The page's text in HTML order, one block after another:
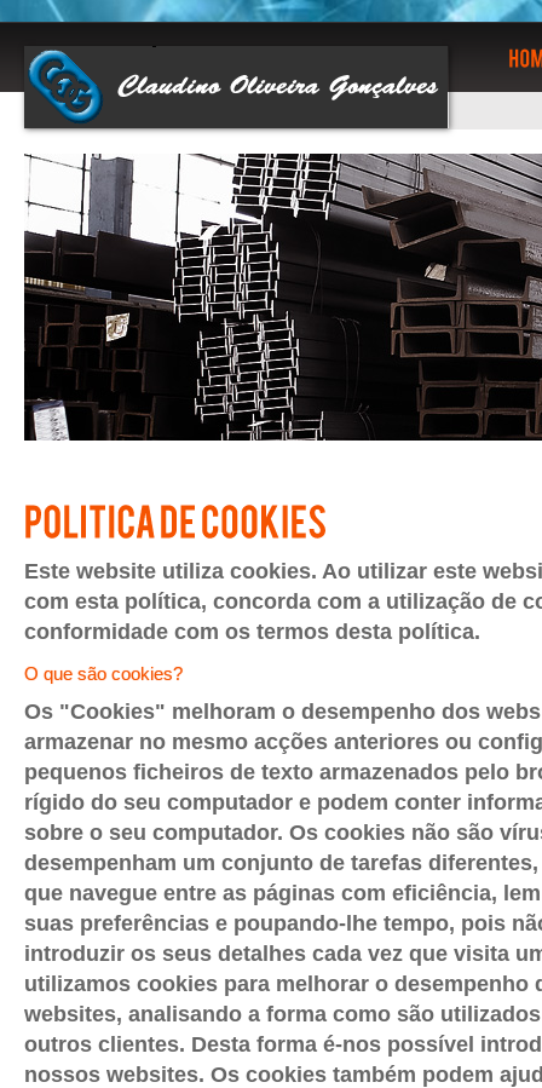
Este website utiliza cookies. Ao utilizar este
com esta política, concorda com a utilização de
conformidade com os termos desta política.
O que são cookies?
Os "Cookies" melhoram o desempenho dos
armazenar no mesmo acções anteriores ou
pequenos ficheiros de texto armazenados pelo
rígido do seu computador e podem conter
sobre o seu computador. Os cookies não são
desempenham um conjunto de tarefas
que navegue entre as páginas com eficiência,
suas preferências e poupando-lhe tempo, pois
introduzir os seus detalhes cada vez que visita
utilizamos cookies para melhorar o desempenho
websites, analisando a forma como são
outros clientes. Desta forma é-nos possível
nossos websites. Os cookies também podem